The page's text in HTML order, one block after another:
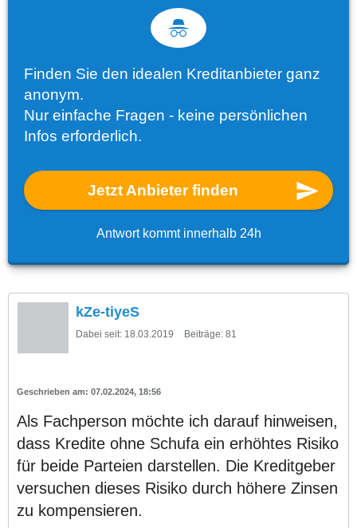
Finden Sie den idealen Kreditanbieter ganz
anonym.
Nur einfache Fragen - keine persönlichen
Infos erforderlich.
Jetzt Anbieter finden
Antwort kommt innerhalb 24h
kZe-tiyeS
Dabei seit: 18.03.2019 Beiträge: 81
07.02.2024, 18:56
Als Fachperson möchte ich darauf hinweisen,
dass Kredite ohne Schufa ein erhöhtes Risiko
für beide Parteien darstellen. Die Kreditgeber
versuchen dieses Risiko durch höhere Zinsen
zu kompensieren.